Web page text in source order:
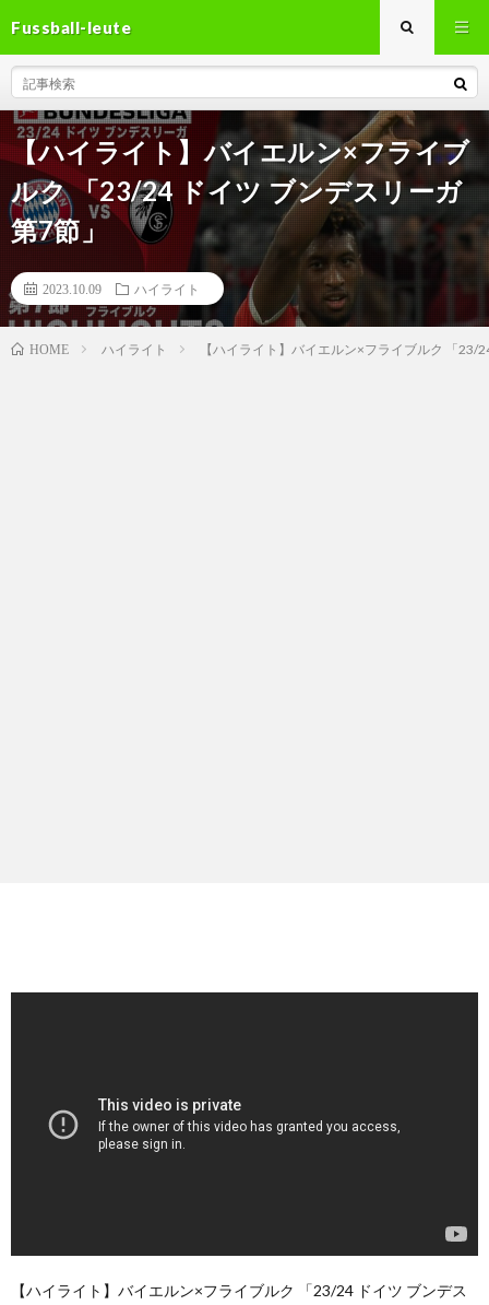
Fussball-leute
【ハイライト】バイエルン×フライブ
ルク 「23/24 ドイツ ブンデスリーガ
第7節」
2023.10.09 ハイライト
HOME ハイライト 【ハイライト】バイエルン×フライブルク 「23/
【ハイライト】バイエルン×フライブルク 「23/24 ドイツ ブンデス